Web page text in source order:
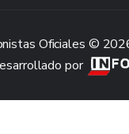
Oficiales ©
por